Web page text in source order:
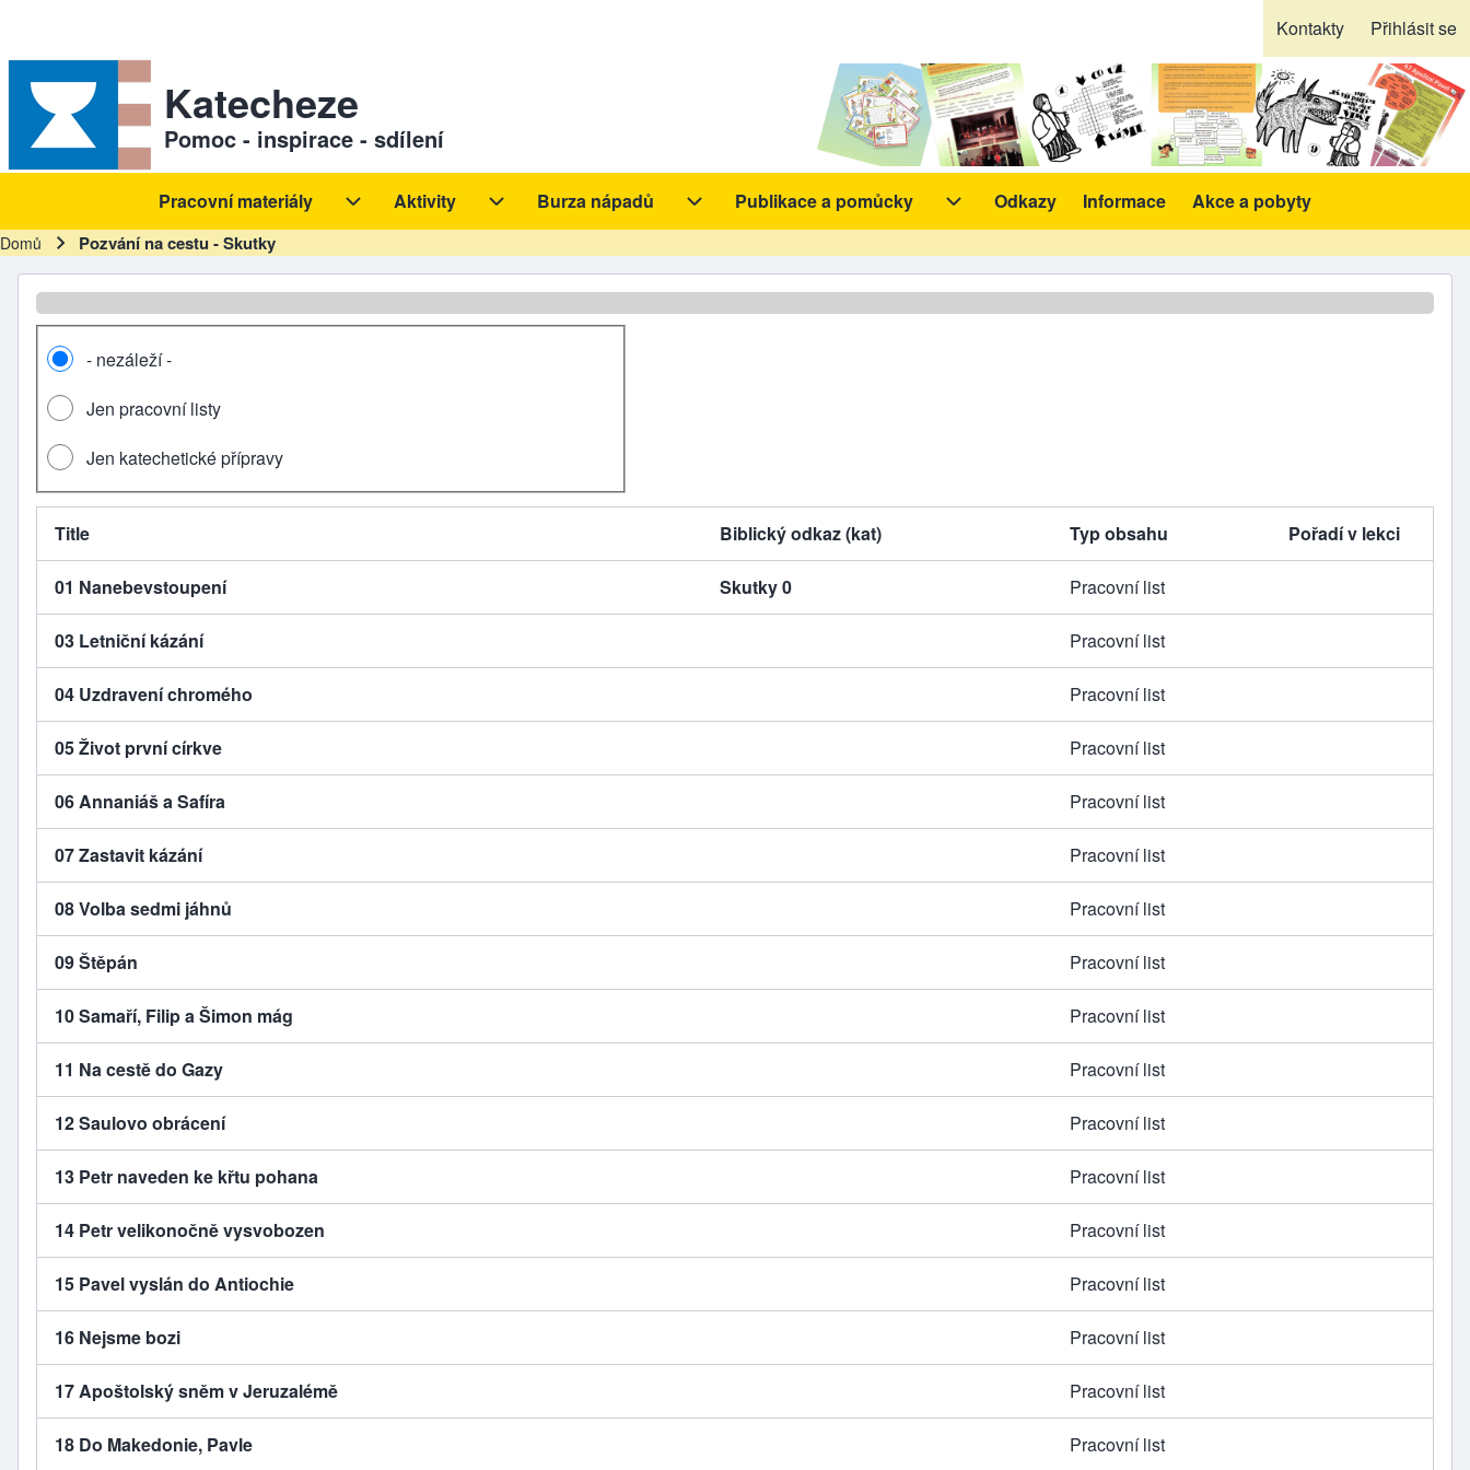
Sekundární odkazy
Kontakty Přihlásit se
Katecheze
Pomoc - inspirace - sdílení
Hlavní navigace
Pracovní materiály
Pracovní materiály sub-navigation
Aktivity
Aktivity sub-navigation
Burza nápadů
Burza nápadů sub-navigation
Publikace a pomůcky
Publikace a pomůcky sub-navigation
Odkazy Informace Akce a pobyty
Drobečková navigace
Domů Pozvání na cestu - Skutky
- nezáleží -
Jen pracovní listy
Jen katechetické přípravy
Title Biblický odkaz (kat) Typ obsahu Pořadí v lekci
01 Nanebevstoupení Skutky 0 Pracovní list
03 Letniční kázání Pracovní list
04 Uzdravení chromého Pracovní list
05 Život první církve Pracovní list
06 Annaniáš a Safíra Pracovní list
07 Zastavit kázání Pracovní list
08 Volba sedmi jáhnů Pracovní list
09 Štěpán Pracovní list
10 Samaří, Filip a Šimon mág Pracovní list
11 Na cestě do Gazy Pracovní list
12 Saulovo obrácení Pracovní list
13 Petr naveden ke křtu pohana Pracovní list
14 Petr velikonočně vysvobozen Pracovní list
15 Pavel vyslán do Antiochie Pracovní list
16 Nejsme bozi Pracovní list
17 Apoštolský sněm v Jeruzalémě Pracovní list
18 Do Makedonie, Pavle Pracovní list